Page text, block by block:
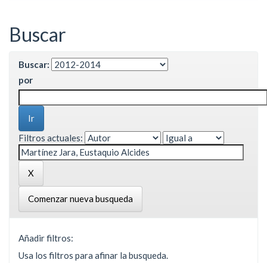
Buscar
Buscar:
por
Filtros actuales:
Comenzar nueva busqueda
Añadir filtros:
Usa los filtros para afinar la busqueda.